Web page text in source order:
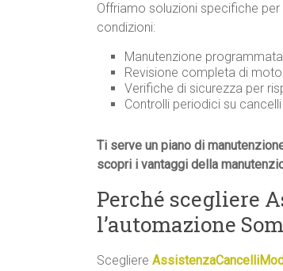
Offriamo soluzioni specifiche
condizioni:
Manutenzione
Revisione completa di
Verifiche di sicurezza per
Controlli periodici su
Ti serve un piano di
scopri i vantaggi della
Perché scegliere
l’automazione
Scegliere